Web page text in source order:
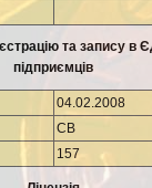
та запису в
підприємців
04.02.2008
CВ
157